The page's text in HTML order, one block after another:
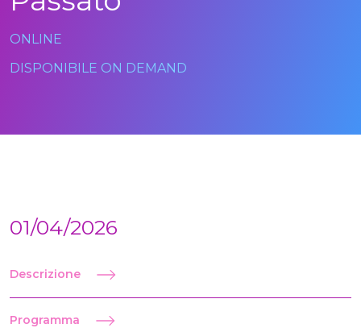
ONLINE
DISPONIBILE ON DEMAND
01/04/2026
Descrizione
Programma